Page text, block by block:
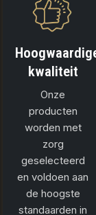
kwaliteit
Onze
producten
worden met
zorg
geselecteerd
en voldoen aan
de hoogste
standaarden in